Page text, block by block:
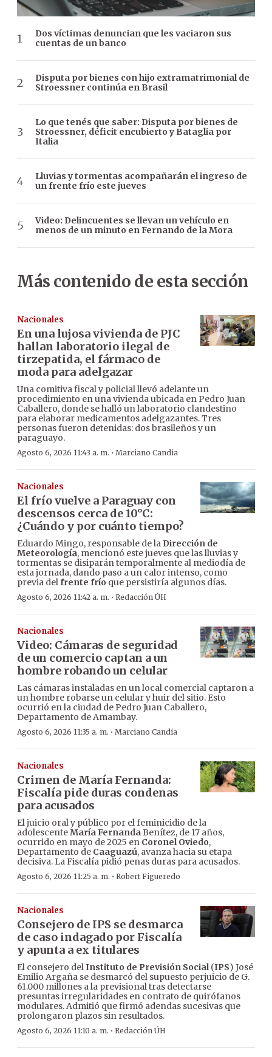
Dos víctimas denuncian que les vaciaron sus
cuentas de un banco
Disputa por bienes con hijo extramatrimonial de
Stroessner continúa en Brasil
Lo que tenés que saber: Disputa por bienes de
Stroessner, déficit encubierto y Bataglia por
Italia
Lluvias y tormentas acompañarán el ingreso de
un frente frío este jueves
Video: Delincuentes se llevan un vehículo en
menos de un minuto en Fernando de la Mora
Más contenido de esta sección
Nacionales
En una lujosa vivienda de PJC
hallan laboratorio ilegal de
tirzepatida, el fármaco de
moda para adelgazar
Una comitiva fiscal y policial llevó adelante un
procedimiento en una vivienda ubicada en Pedro Juan
Caballero, donde se halló un laboratorio clandestino
para elaborar medicamentos adelgazantes. Tres
personas fueron detenidas: dos brasileños y un
paraguayo.
Agosto 6, 2026 11:43 a. m. · Marciano Candia
Nacionales
El frío vuelve a Paraguay con
descensos cerca de 10°C:
¿Cuándo y por cuánto tiempo?
Eduardo Mingo, responsable de la Dirección de
Meteorología, mencionó este jueves que las lluvias y
tormentas se disiparán temporalmente al mediodía de
esta jornada, dando paso a un calor intenso, como
previa delfrente frío que persistiría algunos días.
Agosto 6, 2026 11:42 a. m. · Redacción ÚH
Nacionales
Video: Cámaras de seguridad
de un comercio captan a un
hombre robando un celular
Las cámaras instaladas en un local comercial captaron a
un hombre robarse un celular y huir del sitio. Esto
ocurrió en la ciudad de Pedro Juan Caballero,
Departamento de Amambay.
Agosto 6, 2026 11:35 a. m. · Marciano Candia
Nacionales
Crimen de María Fernanda:
Fiscalía pide duras condenas
para acusados
El juicio oral y público por el feminicidio de la
adolescenteMaría FernandaBenítez, de 17 años,
ocurrido en mayo de 2025 en Coronel Oviedo,
Departamento de Caaguazú, avanza hacia su etapa
decisiva. La Fiscalía pidió penas duras para acusados.
Agosto 6, 2026 11:25 a. m. · Robert Figueredo
Nacionales
Consejero de IPS se desmarca
de caso indagado por Fiscalía
y apunta a ex titulares
El consejero delInstituto de Previsión Social(IPS) José
Emilio Argaña se desmarcó del supuesto perjuicio de G.
61.000 millones a la previsional tras detectarse
presuntas irregularidades en contrato de quirófanos
modulares. Admitió que firmó adendas sucesivas que
prolongaron plazos sin resultados.
Agosto 6, 2026 11:10 a. m. · Redacción ÚH